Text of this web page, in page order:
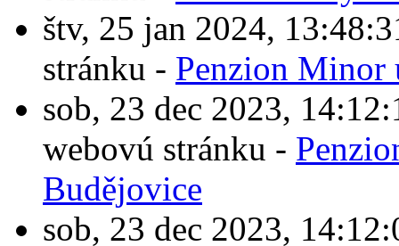
štv, 25 jan 2024,
stránku - Penzion Minor
sob, 23 dec 2023,
webovú stránku -
Budějovice
sob, 23 dec 2023,